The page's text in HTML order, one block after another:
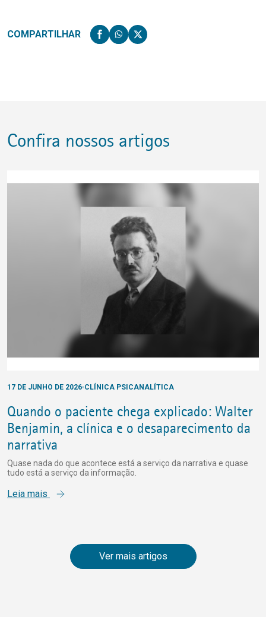
COMPARTILHAR
Confira nossos artigos
17 DE JUNHO DE 2026 CLÍNICA PSICANALÍTICA
Quando o paciente chega explicado: Walter
Benjamin, a clínica e o desaparecimento da
narrativa
Quase nada do que acontece está a serviço da narrativa e quase
tudo está a serviço da informação.
Leia mais
Ver mais artigos